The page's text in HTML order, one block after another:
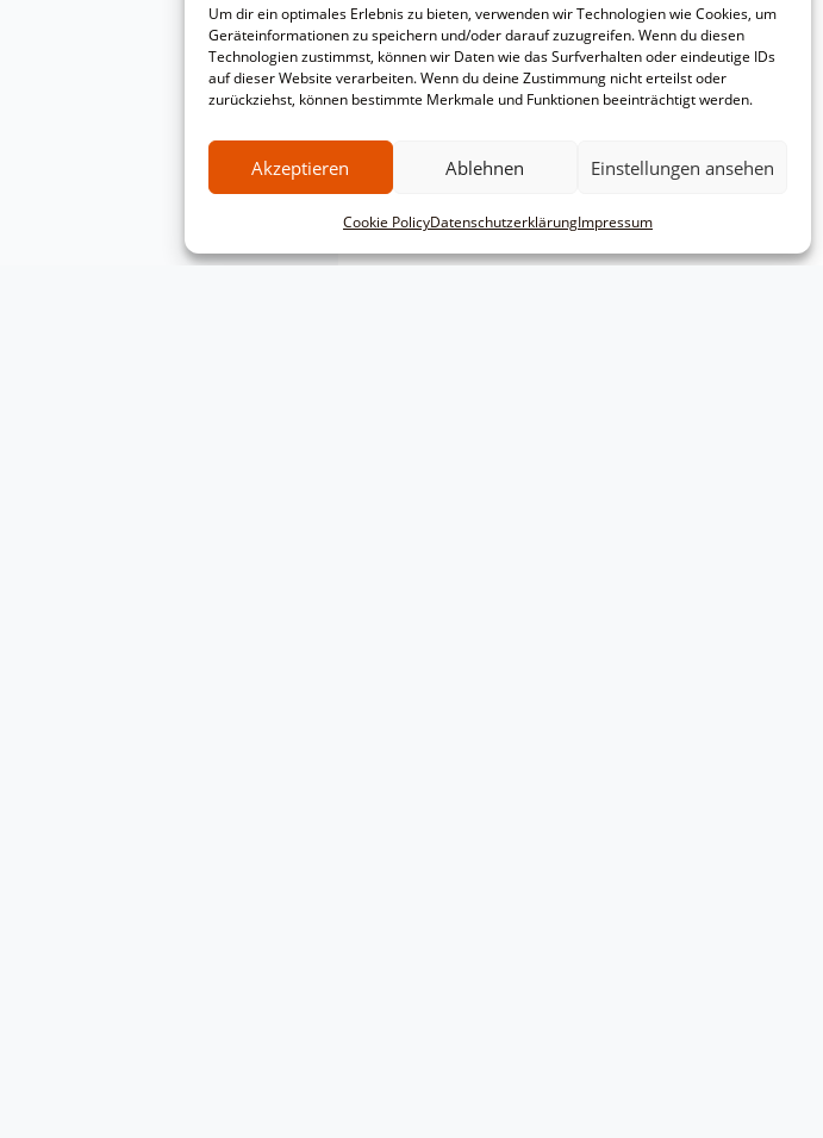
Um dir ein optimales Erlebnis zu bieten, verwenden wir Technologien wie Cookies, um
Geräteinformationen zu speichern und/oder darauf zuzugreifen. Wenn du diesen
Technologien zustimmst, können wir Daten wie das Surfverhalten oder eindeutige IDs
auf dieser Website verarbeiten. Wenn du deine Zustimmung nicht erteilst oder
zurückziehst, können bestimmte Merkmale und Funktionen beeinträchtigt werden.
Akzeptieren Ablehnen Einstellungen ansehen
Cookie PolicyDatenschutzerklärungImpressum